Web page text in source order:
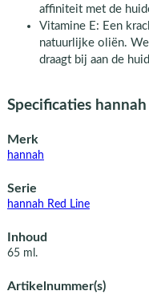
affiniteit met de
Vitamine E: Een
natuurlijke oliën.
draagt bij aan de
Specificaties
Merk
hannah
Serie
hannah Red Line
Inhoud
65 ml.
Artikelnummer(s)